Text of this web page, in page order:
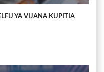
YA VIJANA KUPITIA